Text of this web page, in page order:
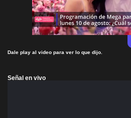
Dale play al video para ver lo que dijo.
Señal en vivo